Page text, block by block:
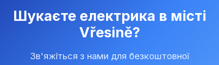
Шукаєте електрика в місті
Vřesině?
Зв'яжіться з нами для безкоштовної